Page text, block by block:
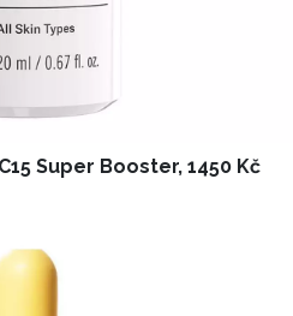
Super Booster, 1450 Kč